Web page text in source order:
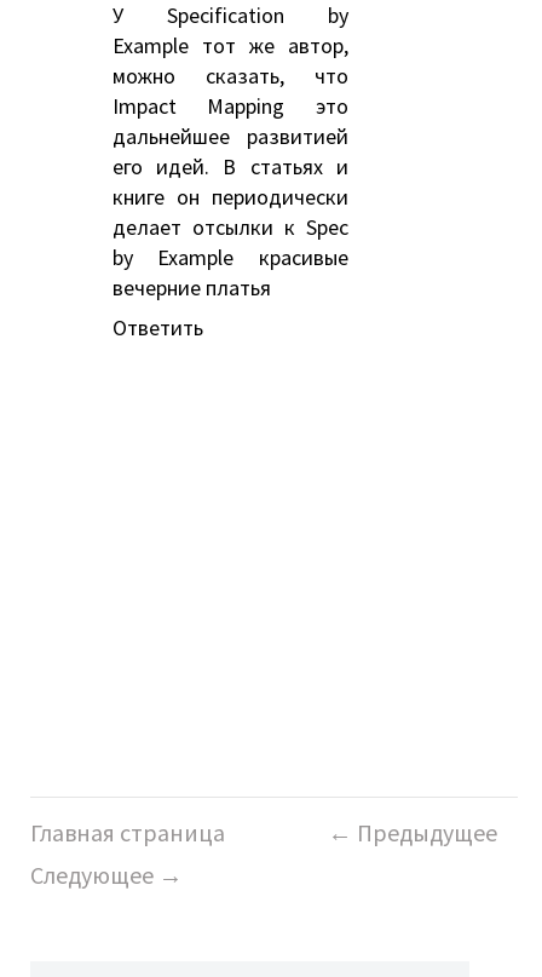
У Specification by
Example тот же автор,
можно сказать, что
Impact Mapping это
дальнейшее развитией
его идей. В статьях и
книге он периодически
делает отсылки к Spec
by Example красивые
вечерние платья
Ответить
Главная страница
← Предыдущее
Следующее →